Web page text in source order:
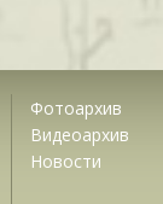
Фотоархив
Видеоархив
Новости